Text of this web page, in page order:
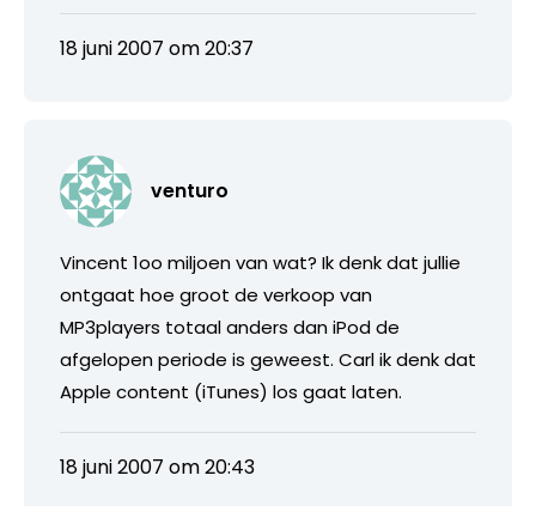
18 juni 2007 om 20:37
venturo
Vincent 1oo miljoen van wat? Ik denk dat jullie
ontgaat hoe groot de verkoop van
MP3players totaal anders dan iPod de
afgelopen periode is geweest. Carl ik denk dat
Apple content (iTunes) los gaat laten.
18 juni 2007 om 20:43